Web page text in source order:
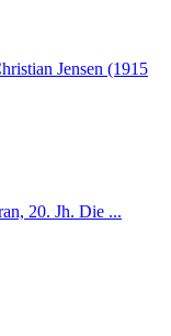
Jensen (1915
20. Jh. Die ...